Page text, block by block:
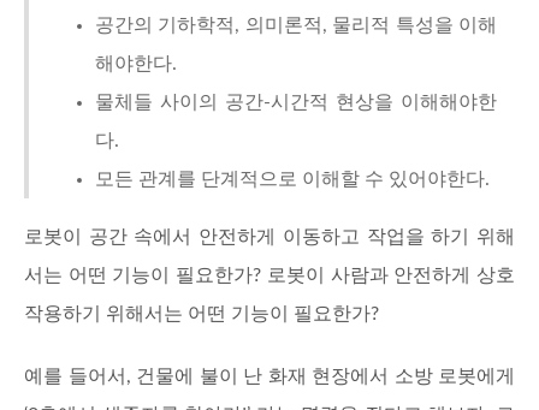
공간의 기하학적, 의미론적, 물리적 특성을 이해
해야한다.
물체들 사이의 공간-시간적 현상을 이해해야한
다.
모든 관계를 단계적으로 이해할 수 있어야한다.
로봇이 공간 속에서 안전하게 이동하고 작업을 하기 위해
서는 어떤 기능이 필요한가? 로봇이 사람과 안전하게 상호
작용하기 위해서는 어떤 기능이 필요한가?
예를 들어서, 건물에 불이 난 화재 현장에서 소방 로봇에게